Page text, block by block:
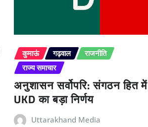
कुमाऊं गढ़वाल
राजनीति
राज्य समाचार
अनुशासन सर्वोपरि: संगठन हित में
UKD का बड़ा निर्णय
Uttarakhand Media